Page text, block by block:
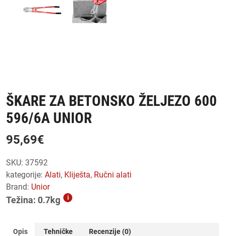
ŠKARE ZA BETONSKO ŽELJEZO 600
596/6A UNIOR
95,69€
SKU: 37592
kategorije:
alati, kliješta,
ručni alati
Brand: Unior
Težina: 0.7kg i
Opis Tehničke Recenzije (0)